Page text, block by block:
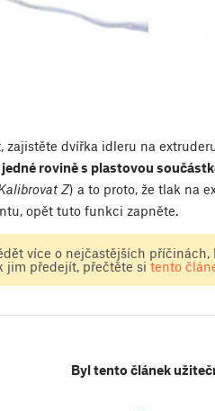
dvířka idleru na
rovině s plastovou
Z) a to proto, že tlak na
opět tuto funkci zapněte.
více o nejčastějších
jim předejít, přečtěte si tento
Byl tento článek